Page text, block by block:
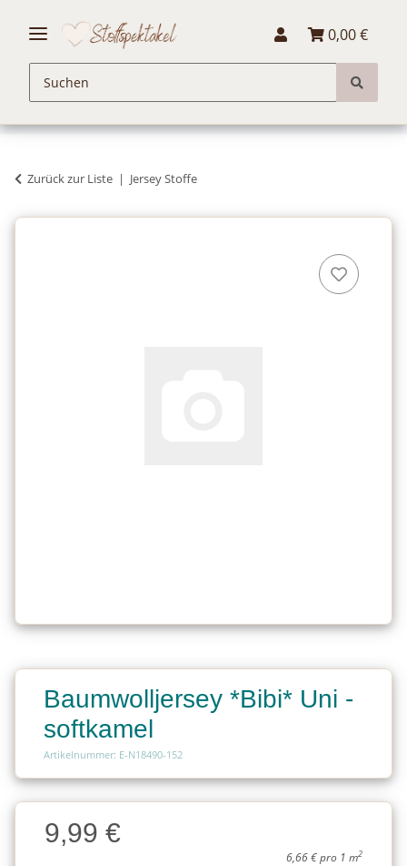
0,00 €
Zurück zur Liste Jersey Stoffe
Baumwolljersey *Bibi* Uni -
softkamel
Artikelnummer: E-N18490-152
Charge
Charge9,99 €
6,66 € pro 1 m2